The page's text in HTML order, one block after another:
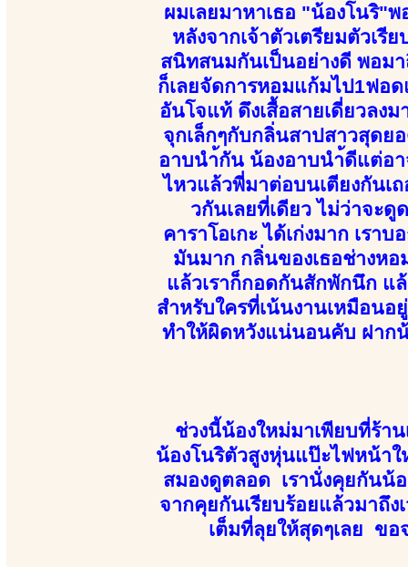
ผมเลยมาหาเธอ "น้องโนริ"
หลังจากเจ้าตัวเตรียมตัวเรี
สนิทสนมกันเป็นอย่างดี พอม
ก็เลยจัดการหอมแก้มไป1ฟอ
อันโจแท้ ดึงเสื้อสายเดี่ยวลง
จุกเล็กๆกับกลิ่นสาปสาวสุดย
อาบนำ้กัน น้องอาบนำ้ดีแต่อา
ไหวแล้วพี่มาต่อบนเตียงกันเ
วกันเลยที่เดียว ไม่ว่าจะ
คาราโอเกะ ได้เก่งมาก เร
มันมาก กลิ่นของเธอช่างห
แล้วเราก็กอดกันสักพักนึก แ
สำหรับใครที่เน้นงานเหมือน
ทำให้ผิดหวังแน่นอนคับ ฝาก
ช่วงนี้น้องใหม่มาเพียบที่ร้า
น้องโนริตัวสูงหุ่นแป๊ะไฟหน้า
สมองดูตลอด เรานั่งคุยกันน้
จากคุยกันเรียบร้อยแล้วมาถึ
เต็มที่ลุยให้สุดๆเลย ข